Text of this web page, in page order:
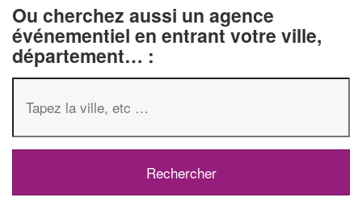
Ou cherchez aussi un agence
événementiel en entrant votre ville,
département… :